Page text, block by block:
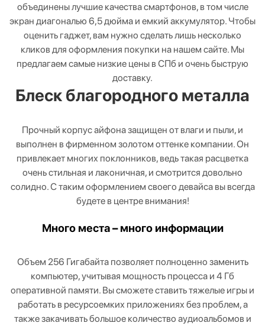
объединены лучшие качества смартфонов, в том числе
экран диагональю 6,5 дюйма и емкий аккумулятор. Чтобы
оценить гаджет, вам нужно сделать лишь несколько
кликов для оформления покупки на нашем сайте. Мы
предлагаем самые низкие цены в СПб и очень быструю
доставку.
Блеск благородного металла
Прочный корпус айфона защищен от влаги и пыли, и
выполнен в фирменном золотом оттенке компании. Он
привлекает многих поклонников, ведь такая расцветка
очень стильная и лаконичная, и смотрится довольно
солидно. С таким оформлением своего девайса вы всегда
будете в центре внимания!
Много места – много информации
Объем 256 Гигабайта позволяет полноценно заменить
компьютер, учитывая мощность процесса и 4 Гб
оперативной памяти. Вы сможете ставить тяжелые игры и
работать в ресурсоемких приложениях без проблем, а
также закачивать большое количество аудиоальбомов и